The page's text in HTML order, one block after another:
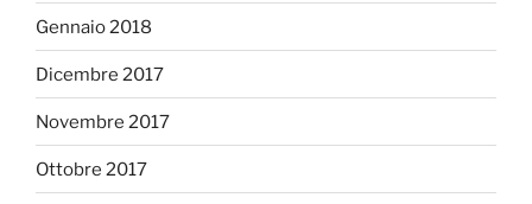
Gennaio 2018
Dicembre 2017
Novembre 2017
Ottobre 2017